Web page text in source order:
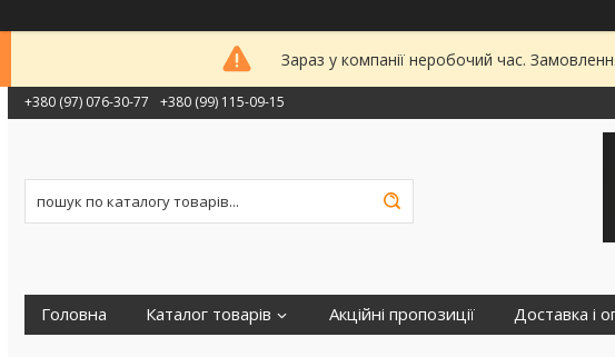
Зараз у компанії неробочий час.
+380 (97) 076-30-77 +380 (99) 115-09-15
Головна Каталог товарів Акційні пропозиції Доставка і